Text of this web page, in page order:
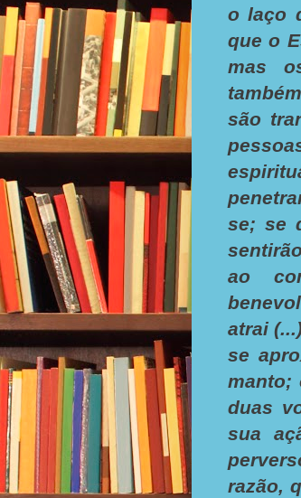
o laço
que o
mas
são
se; se
ao
atrai
se
manto;
duas
sua
razão,